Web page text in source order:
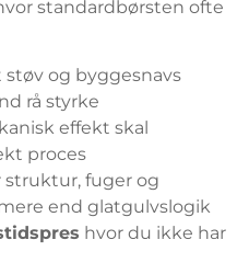
standardbørsten ofte
støv og byggesnavs
rå styrke
effekt skal
proces
struktur, fuger og
end glatgulvslogik
hvor du ikke har